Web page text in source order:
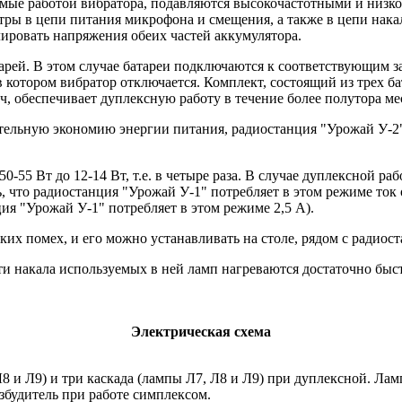
работой вибратора, подавляются высокочастотными и
в цепи питания микрофона и смещения, а также в цепи
напряжения обеих частей аккумулятора.
В этом случае батареи подключаются к соответствующим
вибратор отключается. Комплект, состоящий из
дуплексную работу в течение более полутора
экономию энергии питания, радиостанция "Урожай У-
Вт до 12-14 Вт, т.е. в четыре раза. В случае дуплексной
что радиостанция "Урожай У-1" потребляет в этом режиме
"Урожай У-1" потребляет в этом режиме 2,5 А).
помех, и его можно устанавливать на столе, рядом с
используемых в ней ламп нагреваются достаточно
Электрическая схема
и Л9) и три каскада (лампы Л7, Л8 и Л9) при дуплексной.
при работе симплексом.